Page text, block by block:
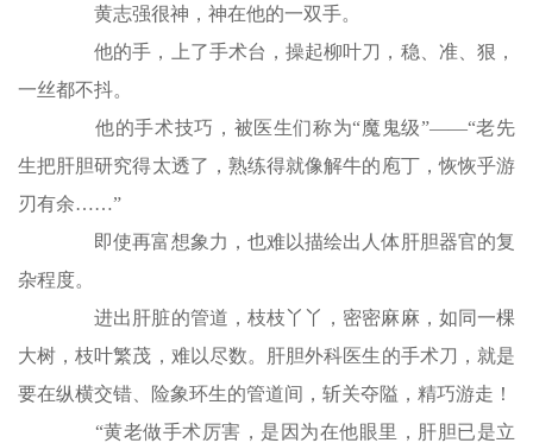
黄志强很神，神在他的一双手。
他的手，上了手术台，操起柳叶刀，稳、准、狠，
一丝都不抖。
他的手术技巧，被医生们称为“魔鬼级”——“老先
生把肝胆研究得太透了，熟练得就像解牛的庖丁，恢恢乎游
刃有余……”
即使再富想象力，也难以描绘出人体肝胆器官的复
杂程度。
进出肝脏的管道，枝枝丫丫，密密麻麻，如同一棵
大树，枝叶繁茂，难以尽数。肝胆外科医生的手术刀，就是
要在纵横交错、险象环生的管道间，斩关夺隘，精巧游走！
“黄老做手术厉害，是因为在他眼里，肝胆已是立